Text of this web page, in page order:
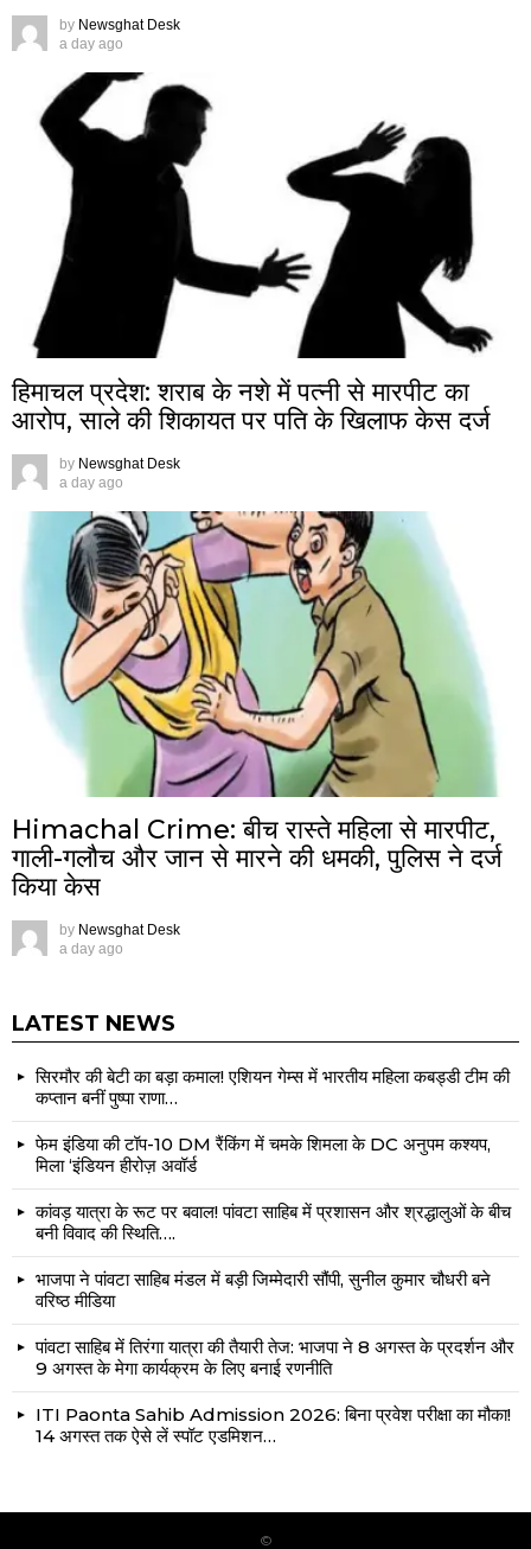
by Newsghat Desk
a day ago
हिमाचल प्रदेश: शराब के नशे में पत्नी से मारपीट का
आरोप, साले की शिकायत पर पति के खिलाफ केस दर्ज
by Newsghat Desk
a day ago
Himachal Crime: बीच रास्ते महिला से मारपीट,
गाली-गलौच और जान से मारने की धमकी, पुलिस ने दर्ज
किया केस
by Newsghat Desk
a day ago
LATEST NEWS
सिरमौर की बेटी का बड़ा कमाल! एशियन गेम्स में भारतीय महिला कबड्डी टीम की
कप्तान बनीं पुष्पा राणा…
फेम इंडिया की टॉप-10 DM रैंकिंग में चमके शिमला के DC अनुपम कश्यप,
मिला ‘इंडियन हीरोज़ अवॉर्ड
कांवड़ यात्रा के रूट पर बवाल! पांवटा साहिब में प्रशासन और श्रद्धालुओं के बीच
बनी विवाद की स्थिति….
भाजपा ने पांवटा साहिब मंडल में बड़ी जिम्मेदारी सौंपी, सुनील कुमार चौधरी बने
वरिष्ठ मीडिया
पांवटा साहिब में तिरंगा यात्रा की तैयारी तेज: भाजपा ने 8 अगस्त के प्रदर्शन और
9 अगस्त के मेगा कार्यक्रम के लिए बनाई रणनीति
ITI Paonta Sahib Admission 2026: बिना प्रवेश परीक्षा का मौका!
14 अगस्त तक ऐसे लें स्पॉट एडमिशन…
©